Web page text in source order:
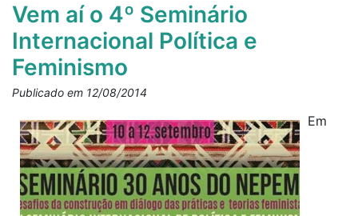
Vem aí o 4º Seminário
Internacional Política e
Feminismo
Publicado em 12/08/2014
Em